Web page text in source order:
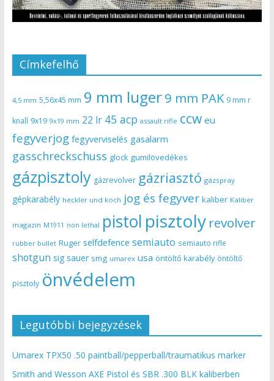
Címkefelhő
4,5 mm 5,56x45 mm 9 mm luger9 mm PAK 9 mm r
knall 9x19 9x19 mm 22 lr 45 acp assault rifle ccw eu
fegyverjog fegyverviselés gasalarm
gasschreckschuss glock gumilövedékes
gázpisztoly gázrevolver gázriasztó gázspray
gépkarabély heckler und koch jog és fegyver kaliber Kaliber
magazin M1911 non lethal pistol pisztoly revolver
rubber bullet Ruger selfdefence semiauto semiauto rifle
shotgun sig sauer smg umarex usa öntöltő karabély öntöltő
pisztoly önvédelem
Legutóbbi bejegyzések
Umarex TPX50 .50 paintball/pepperball/traumatikus marker
Smith and Wesson AXE Pistol és SBR .300 BLK kaliberben